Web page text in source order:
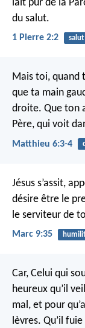
lait pur de la
du salut.
1 Pierre 2:2 salut
Mais toi, quand
que ta main
droite. Que ton
Père, qui voit
Matthieu 6:3-4
Jésus s’assit,
désire être le
le serviteur de
Marc 9:35
Car, Celui qui
heureux qu’il
mal, et pour
lèvres. Qu’il